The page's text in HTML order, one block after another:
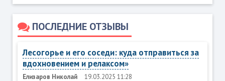
ПОСЛЕДНИЕ ОТЗЫВЫ
Лесогорье и его соседи: куда отправиться за
вдохновением и релаксом»
Елизаров Николай 19.03.2025 11:28